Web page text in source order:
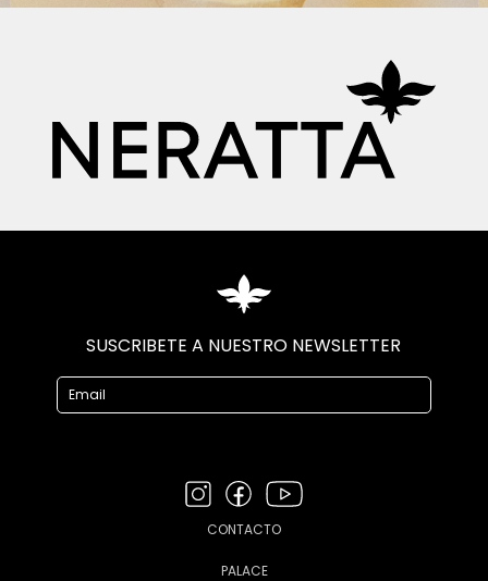
SUSCRIBETE A NUESTRO NEWSLETTER
CONTACTO
PALACE